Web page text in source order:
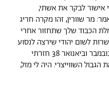
37. הוא נתן לי אישור לבקר את אשתי,
מר שוורין, זהו מקרה חריג
הכבוד שלך שתחזור אחרי
לשום יהודי שירצה לנסוע
לפלסטינה. לחצתי את ידו. נסעתי בנובמבר וביאנואר 38 חזרתי
השווייצרי. היה לי מזל,